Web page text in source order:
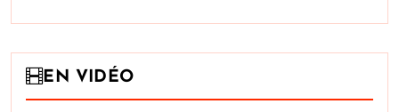
EN VIDÉO